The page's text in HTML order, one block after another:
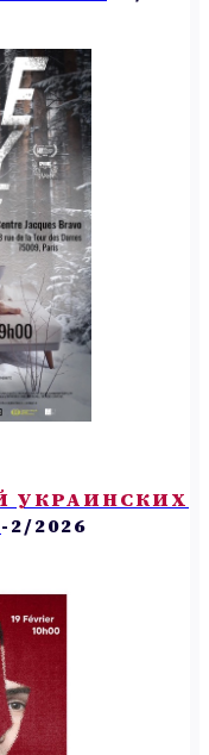
УКРАИНСКИХ
-2/2026